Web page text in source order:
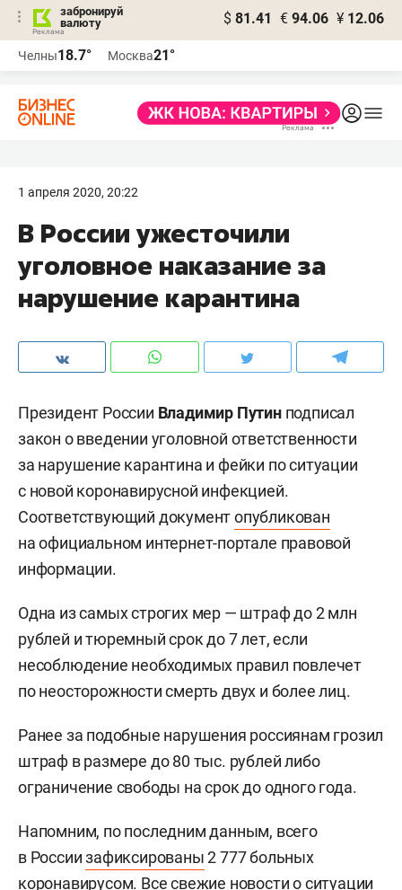
забронируй
валюту
$ 81.41 € 94.06 ¥ 12.06
Челны18.7° Москва21°
1 апреля 2020, 20:22
В России ужесточили
уголовное наказание за
нарушение карантина
Президент России Владимир Путинподписал
закон о введении уголовной ответственности
за нарушение карантина и фейки по ситуации
с новой коронавирусной инфекцией.
Соответствующий документопубликован
на официальном интернет-портале правовой
информации.
Одна из самых строгих мер — штраф до 2 млн
рублей и тюремный срок до 7 лет, если
несоблюдение необходимых правил повлечет
по неосторожности смерть двух и более лиц.
Ранее за подобные нарушения россиянам грозил
штраф в размере до 80 тыс. рублей либо
ограничение свободы на срок до одного года.
Напомним, по последним данным, всего
в Россиизафиксированы2 777 больных
коронавирусом. Все свежие новости о ситуации